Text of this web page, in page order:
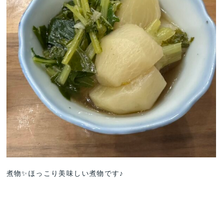
煮物✨ほっこり美味しい煮物です♪